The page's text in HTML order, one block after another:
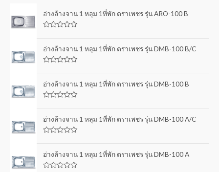
อ่างล้างจาน 1 หลุม 1ที่พัก ตราเพชร รุ่น ARO-100 B
t
e
d
t
o
f
อ่างล้างจาน 1 หลุม 1ที่พัก ตราเพชร รุ่น DMB-100 B/C
t
e
d
t
o
f
อ่างล้างจาน 1 หลุม 1ที่พัก ตราเพชร รุ่น DMB-100 B
t
e
d
t
o
f
อ่างล้างจาน 1 หลุม 1ที่พัก ตราเพชร รุ่น DMB-100 A/C
t
e
d
อ่างล้างจาน 1 หลุม 1ที่พัก ตราเพชร รุ่น DMB-100 A